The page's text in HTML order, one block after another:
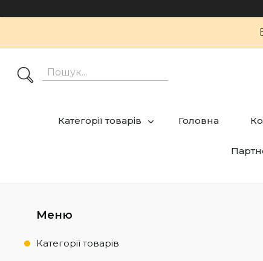
Категорії товарів Головна
Категорії товарів